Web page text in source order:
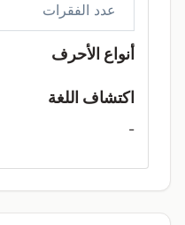
عدد الفقرات
أنواع الأحرف
اكتشاف اللغة
-